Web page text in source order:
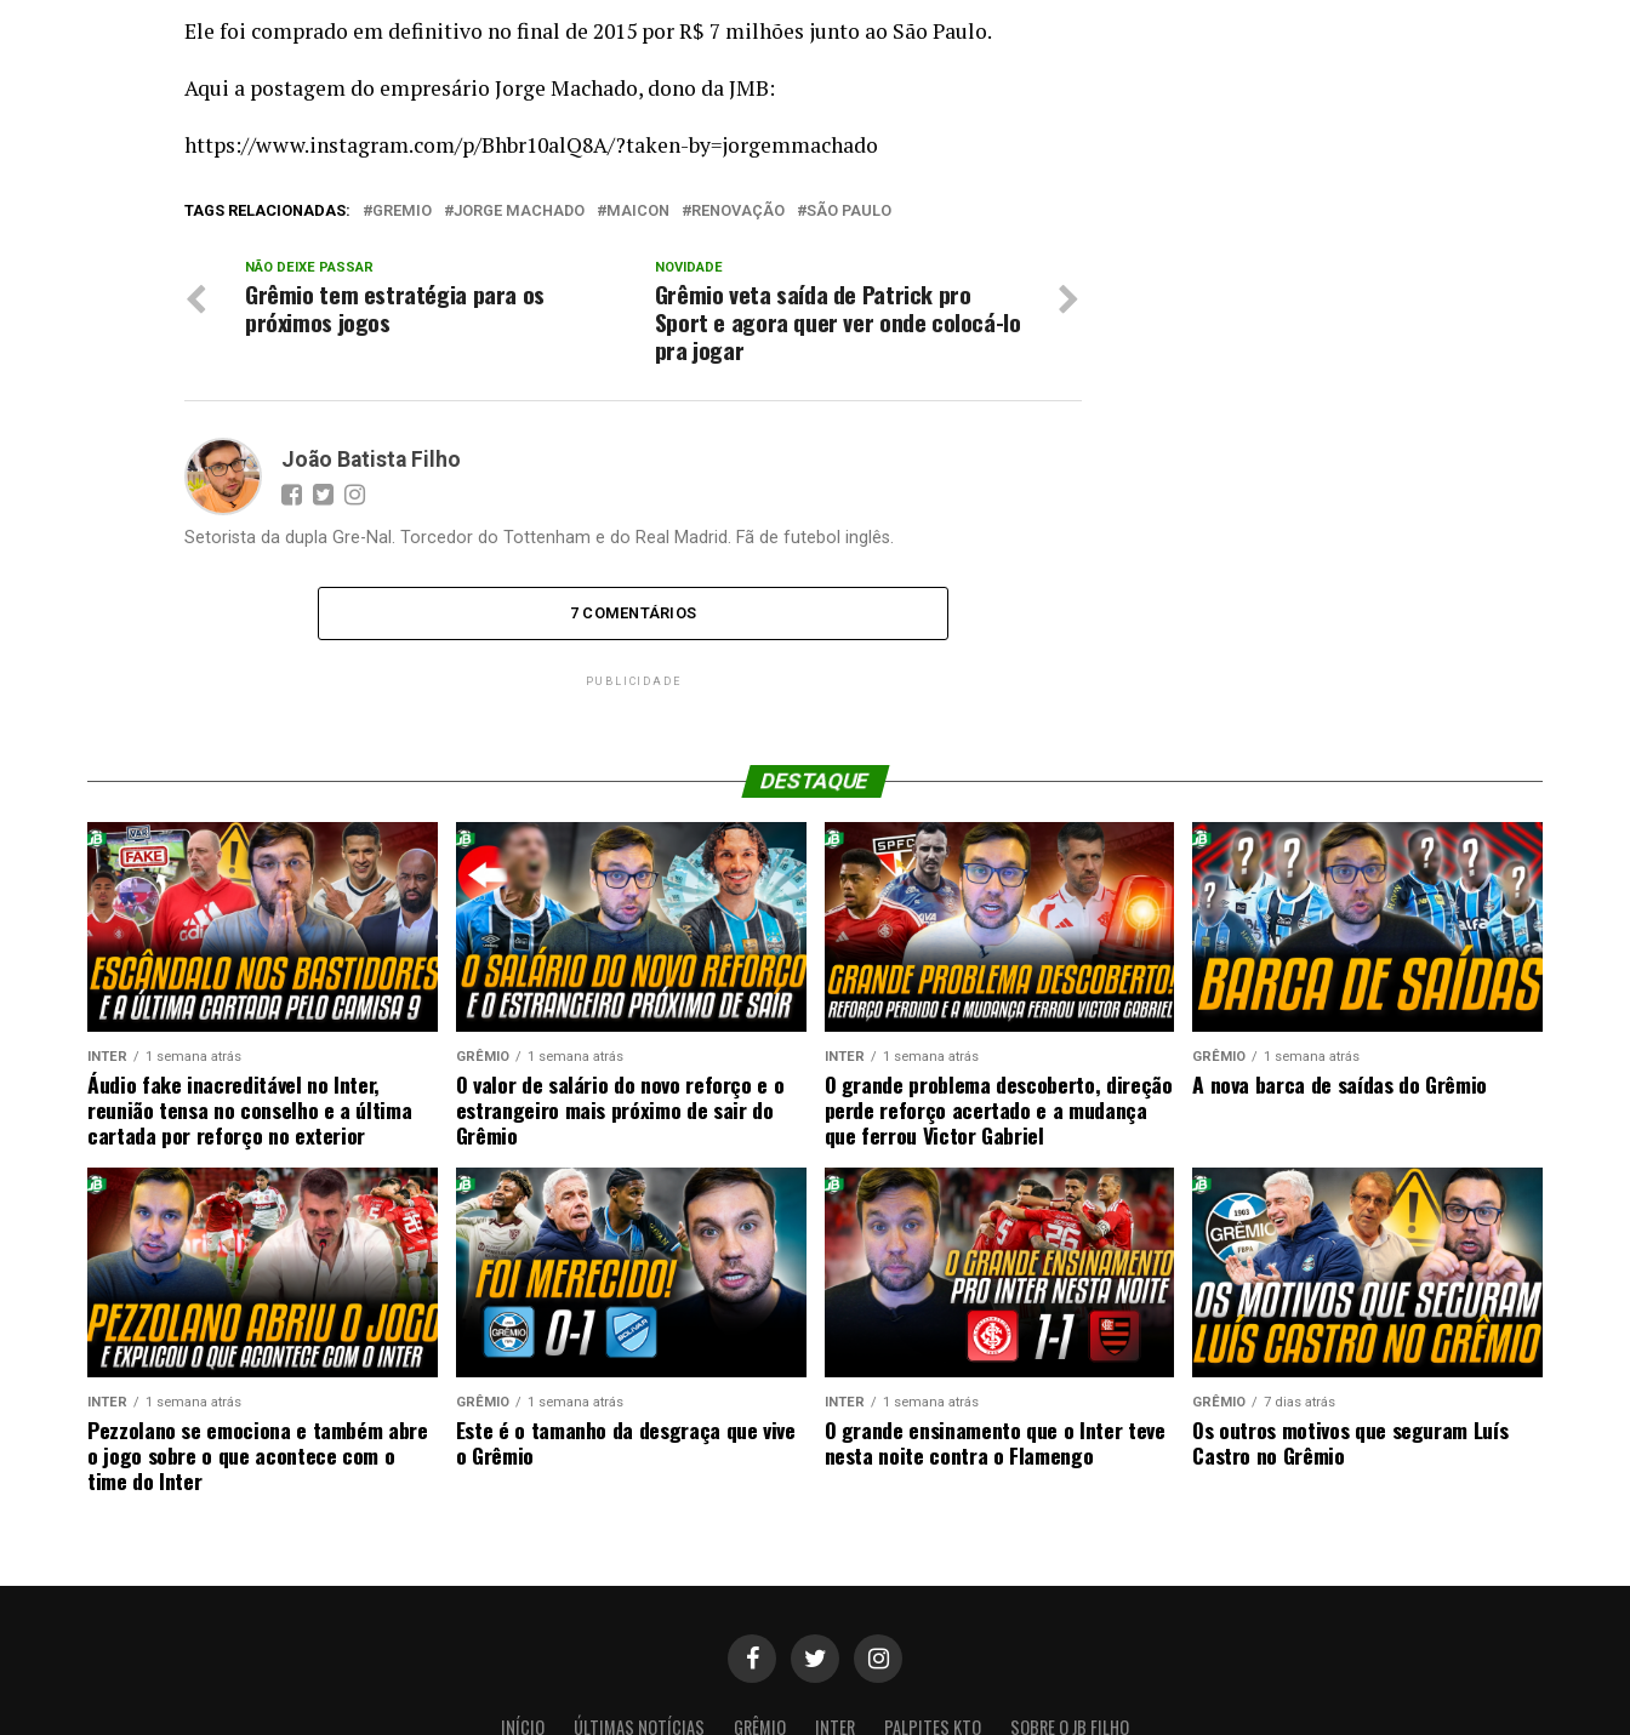
Ele foi comprado em definitivo no final de 2015 por R$ 7 milhões junto ao São Paulo.
Aqui a postagem do empresário Jorge Machado, dono da JMB:
https://www.instagram.com/p/Bhbr10alQ8A/?taken-by=jorgemmachado
TAGS RELACIONADAS: GREMIO JORGE MACHADO MAICON RENOVAÇÃO SÃO PAULO
NOVIDADE
Grêmio veta saída de Patrick pro
Sport e agora quer ver onde colocá-lo
pra jogar
NÃO DEIXE PASSAR
Grêmio tem estratégia para os
próximos jogos
João Batista Filho
Setorista da dupla Gre-Nal. Torcedor do Tottenham e do Real Madrid. Fã de futebol inglês.
7 COMENTÁRIOS
PUBLICIDADE
DESTAQUE
INTER 1 semana atrás
Áudio fake inacreditável no Inter,
reunião tensa no conselho e a última
cartada por reforço no exterior
GRÊMIO 1 semana atrás
O valor de salário do novo reforço e o
estrangeiro mais próximo de sair do
Grêmio
INTER 1 semana atrás
O grande problema descoberto, direção
perde reforço acertado e a mudança
que ferrou Victor Gabriel
GRÊMIO 1 semana atrás
A nova barca de saídas do Grêmio
INTER 1 semana atrás
Pezzolano se emociona e também abre
o jogo sobre o que acontece com o
time do Inter
GRÊMIO 1 semana atrás
Este é o tamanho da desgraça que vive
o Grêmio
INTER 1 semana atrás
O grande ensinamento que o Inter teve
nesta noite contra o Flamengo
GRÊMIO 7 dias atrás
Os outros motivos que seguram Luís
Castro no Grêmio
INÍCIO ÚLTIMAS NOTÍCIAS GRÊMIO INTER PALPITES KTO SOBRE O JB FILHO